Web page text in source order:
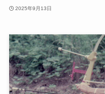
2025年9月13日